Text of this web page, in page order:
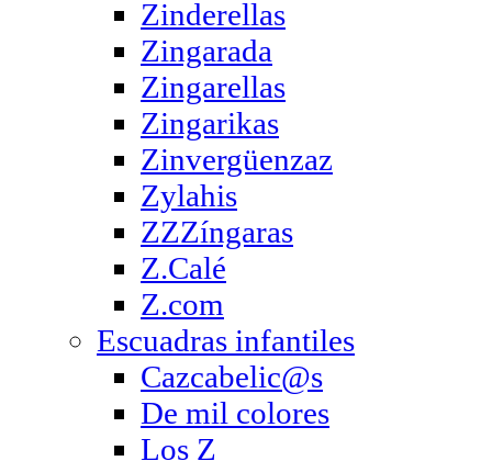
Zinderellas
Zingarada
Zingarellas
Zingarikas
Zinvergüenzaz
Zylahis
ZZZíngaras
Z.Calé
Z.com
Escuadras infantiles
Cazcabelic@s
De mil colores
Los Z